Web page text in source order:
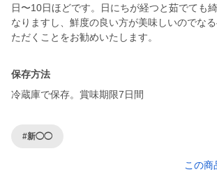
日〜10日ほどです。日にちが経つと茹でても
なりますし、鮮度の良い方が美味しいのでな
ただくことをお勧めいたします。
保存方法
冷蔵庫で保存。賞味期限7日間
#新◯◯
この商